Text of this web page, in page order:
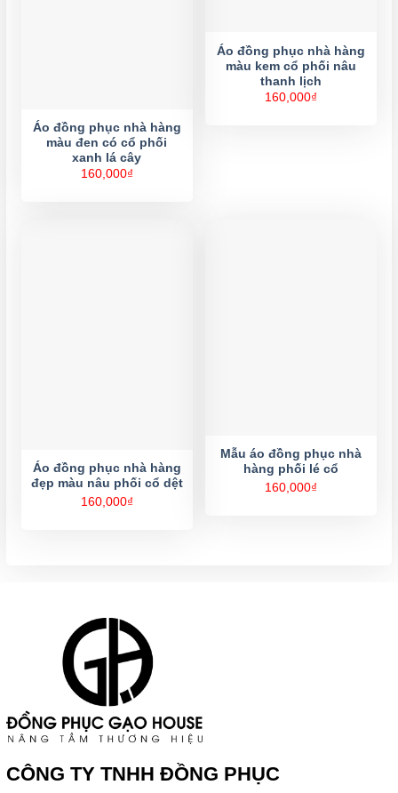
Áo đồng phục nhà hàng
màu đen có cổ phối
xanh lá cây
160,000₫
Áo đồng phục nhà hàng
màu kem cổ phối nâu
thanh lịch
160,000₫
Áo đồng phục nhà hàng
đẹp màu nâu phối cổ dệt
160,000₫
Mẫu áo đồng phục nhà
hàng phối lé cổ
160,000₫
CÔNG TY TNHH ĐỒNG PHỤC